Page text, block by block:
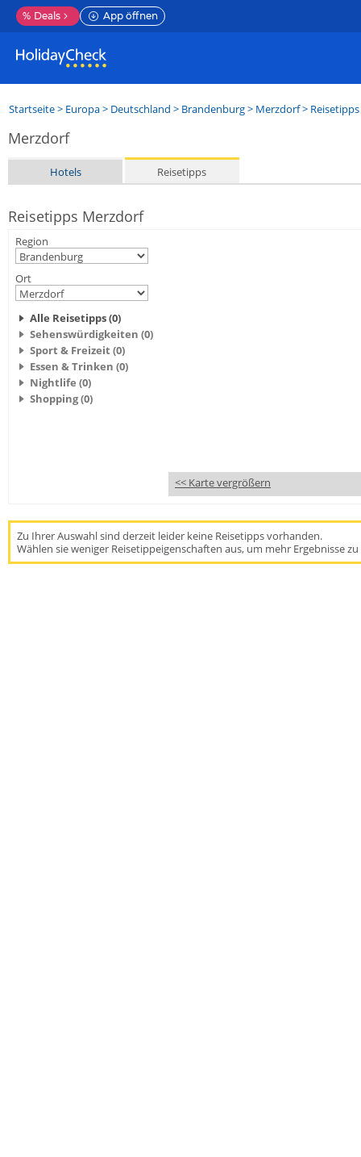
% Deals App öffnen
Startseite> Europa> Deutschland > Brandenburg> Merzdorf> Reisetipps
Merzdorf
Hotels Reisetipps
Reisetipps Merzdorf
Region
Ort
Alle Reisetipps (0)
Sehenswürdigkeiten (0)
Sport & Freizeit (0)
Essen & Trinken (0)
Nightlife (0)
Shopping (0)
<< Karte vergrößern
Zu Ihrer Auswahl sind derzeit leider keine Reisetipps vorhanden.
Wählen sie weniger Reisetippeigenschaften aus, um mehr Ergebnisse